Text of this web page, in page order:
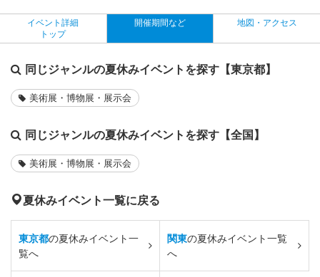
イベント詳細
トップ
開催期間など 地図・アクセス
同じジャンルの夏休みイベントを探す【東京都】
美術展・博物展・展示会
同じジャンルの夏休みイベントを探す【全国】
美術展・博物展・展示会
夏休みイベント一覧に戻る
東京都の夏休みイベント一
覧へ
関東の夏休みイベント一覧
へ